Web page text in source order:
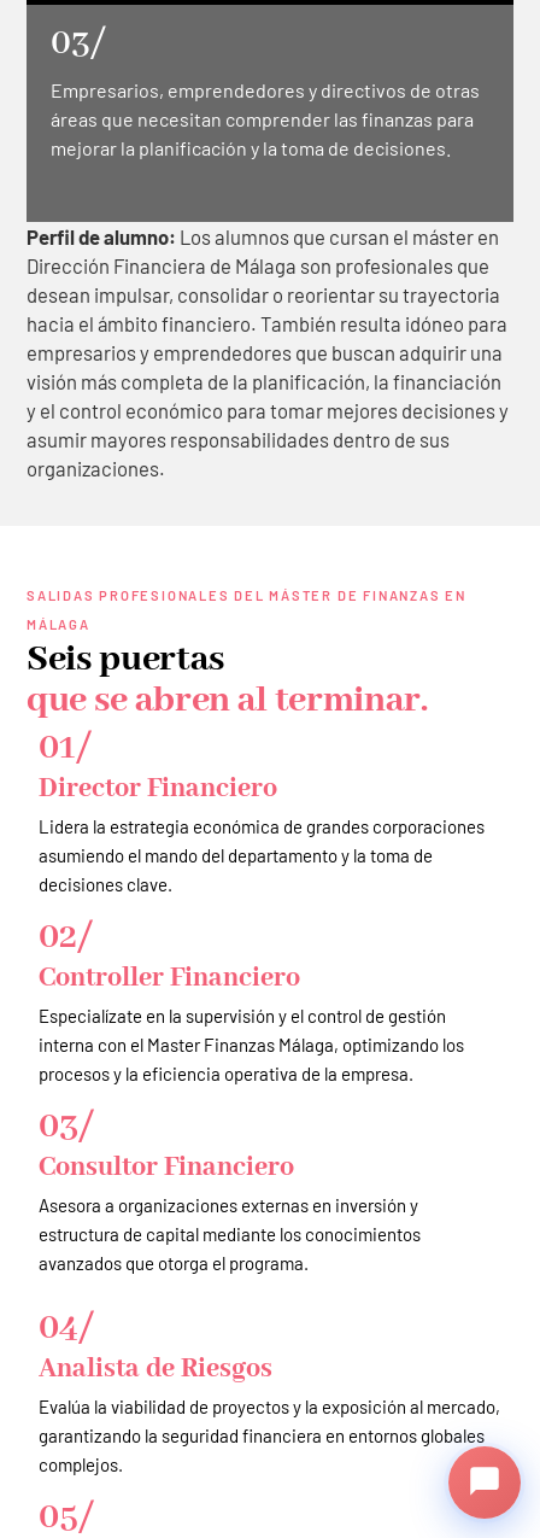
03/
Empresarios, emprendedores y directivos de otras
áreas que necesitan comprender las finanzas para
mejorar la planificación y la toma de decisiones.
Perfil de alumno: Los alumnos que cursan el máster en
Dirección Financiera de Málaga son profesionales que
desean impulsar, consolidar o reorientar su trayectoria
hacia el ámbito financiero. También resulta idóneo para
empresarios y emprendedores que buscan adquirir una
visión más completa de la planificación, la financiación
y el control económico para tomar mejores decisiones y
asumir mayores responsabilidades dentro de sus
organizaciones.
SALIDAS PROFESIONALES DEL MÁSTER DE FINANZAS EN
MÁLAGA
Seis puertas
que se abren al terminar.
01/
Director Financiero
Lidera la estrategia económica de grandes corporaciones
asumiendo el mando del departamento y la toma de
decisiones clave.
02/
Controller Financiero
Especialízate en la supervisión y el control de gestión
interna con el Master Finanzas Málaga, optimizando los
procesos y la eficiencia operativa de la empresa.
03/
Consultor Financiero
Asesora a organizaciones externas en inversión y
estructura de capital mediante los conocimientos
avanzados que otorga el programa.
04/
Analista de Riesgos
Evalúa la viabilidad de proyectos y la exposición al mercado,
garantizando la seguridad financiera en entornos globales
complejos.
05/